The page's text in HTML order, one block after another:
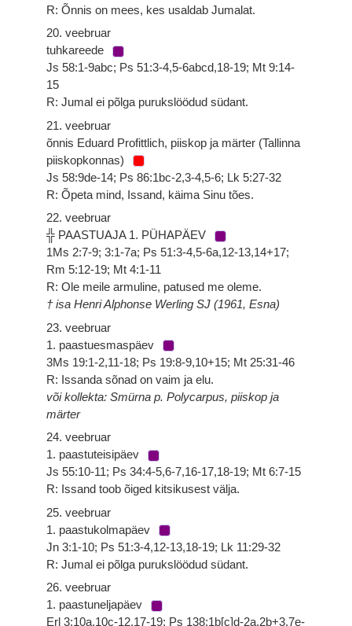
R: Õnnis on mees, kes usaldab Jumalat.
20. veebruar
tuhkareede
Js 58:1-9abc; Ps 51:3-4,5-6abcd,18-19; Mt 9:14-
15
R: Jumal ei põlga purukslöödud südant.
21. veebruar
õnnis Eduard Profittlich, piiskop ja märter (Tallinna
piiskopkonnas)
Js 58:9de-14; Ps 86:1bc-2,3-4,5-6; Lk 5:27-32
R: Õpeta mind, Issand, käima Sinu tões.
22. veebruar
╬ PAASTUAJA 1. PÜHAPÄEV
1Ms 2:7-9; 3:1-7a; Ps 51:3-4,5-6a,12-13,14+17;
Rm 5:12-19; Mt 4:1-11
R: Ole meile armuline, patused me oleme.
† isa Henri Alphonse Werling SJ (1961, Esna)
23. veebruar
1. paastuesmaspäev
3Ms 19:1-2,11-18; Ps 19:8-9,10+15; Mt 25:31-46
R: Issanda sõnad on vaim ja elu.
või kollekta: Smürna p. Polycarpus, piiskop ja
märter
24. veebruar
1. paastuteisipäev
Js 55:10-11; Ps 34:4-5,6-7,16-17,18-19; Mt 6:7-15
R: Issand toob õiged kitsikusest välja.
25. veebruar
1. paastukolmapäev
Jn 3:1-10; Ps 51:3-4,12-13,18-19; Lk 11:29-32
R: Jumal ei põlga purukslöödud südant.
26. veebruar
1. paastuneljapäev
Erl 3:10a,10c-12,17-19; Ps 138:1b[c]d-2a,2b+3,7e-